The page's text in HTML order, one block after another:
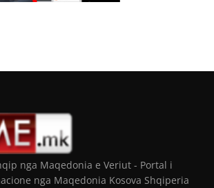
nga Maqedonia e Veriut - Portal i
nga Maqedonia Kosova Shqiperia